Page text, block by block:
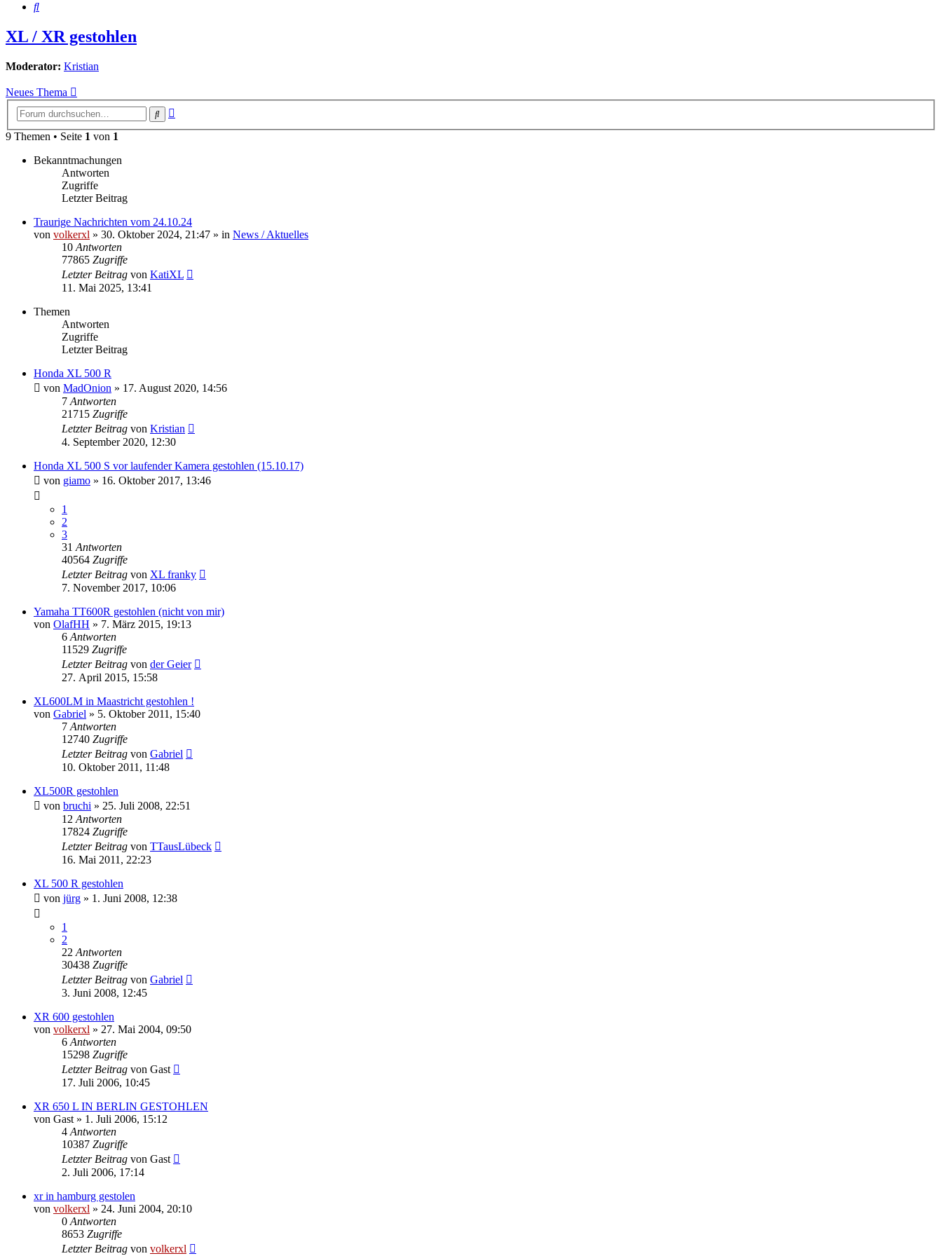
Suche
XL / XR gestohlen
Moderator: Kristian
Neues Thema
Suche
9 Themen • Seite 1 von 1
Bekanntmachungen
Antworten
Zugriffe
Letzter Beitrag
Traurige Nachrichten vom 24.10.24
von volkerxl » 30. Oktober 2024, 21:47 » in News / Aktuelles
10 Antworten
77865 Zugriffe
Letzter Beitrag von KatiXL
11. Mai 2025, 13:41
Themen
Antworten
Zugriffe
Letzter Beitrag
Honda XL 500 R
von MadOnion » 17. August 2020, 14:56
7 Antworten
21715 Zugriffe
Letzter Beitrag von Kristian
4. September 2020, 12:30
Honda XL 500 S vor laufender Kamera gestohlen (15.10.17)
von giamo » 16. Oktober 2017, 13:46
1
2
3
31 Antworten
40564 Zugriffe
Letzter Beitrag von XL franky
7. November 2017, 10:06
Yamaha TT600R gestohlen (nicht von mir)
von OlafHH » 7. März 2015, 19:13
6 Antworten
11529 Zugriffe
Letzter Beitrag von der Geier
27. April 2015, 15:58
XL600LM in Maastricht gestohlen !
von Gabriel » 5. Oktober 2011, 15:40
7 Antworten
12740 Zugriffe
Letzter Beitrag von Gabriel
10. Oktober 2011, 11:48
XL500R gestohlen
von bruchi » 25. Juli 2008, 22:51
12 Antworten
17824 Zugriffe
Letzter Beitrag von TTausLübeck
16. Mai 2011, 22:23
XL 500 R gestohlen
von jürg » 1. Juni 2008, 12:38
1
2
22 Antworten
30438 Zugriffe
Letzter Beitrag von Gabriel
3. Juni 2008, 12:45
XR 600 gestohlen
von volkerxl » 27. Mai 2004, 09:50
6 Antworten
15298 Zugriffe
Letzter Beitrag von Gast
17. Juli 2006, 10:45
XR 650 L IN BERLIN GESTOHLEN
von Gast » 1. Juli 2006, 15:12
4 Antworten
10387 Zugriffe
Letzter Beitrag von Gast
2. Juli 2006, 17:14
xr in hamburg gestolen
von volkerxl » 24. Juni 2004, 20:10
0 Antworten
8653 Zugriffe
Letzter Beitrag von volkerxl